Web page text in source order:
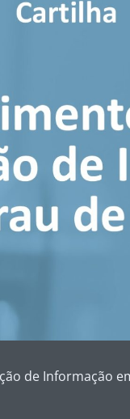
de Informação